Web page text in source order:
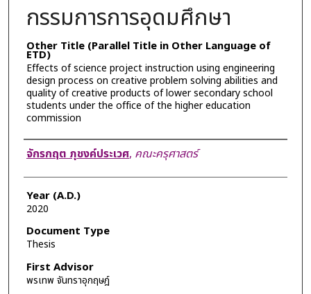
กรรมการการอุดมศึกษา
Other Title (Parallel Title in Other Language of
ETD)
Effects of science project instruction using engineering
design process on creative problem solving abilities and
quality of creative products of lower secondary school
students under the office of the higher education
commission
Author
จักรกฤต ภุชงค์ประเวศ, คณะครุศาสตร์
Year (A.D.)
2020
Document Type
Thesis
First Advisor
พรเทพ จันทราอุกฤษฎ์